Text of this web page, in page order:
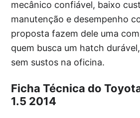
mecânico confiável, baixo
manutenção e desempenho
proposta fazem dele uma
quem busca um hatch
sem sustos na oficina.
Ficha Técnica do
1.5 2014